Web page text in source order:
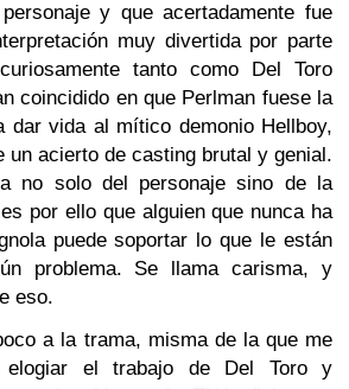
y que acertadamente fue
muy divertida por parte
tanto como Del Toro
coincidido en que Perlman fuese la
dar vida al mítico demonio Hellboy,
un acierto de casting brutal y genial.
no solo del personaje sino de la
por ello que alguien que nunca ha
puede soportar lo que le están
problema. Se llama carisma, y
eso.
a la trama, misma de la que me
elogiar el trabajo de Del Toro y